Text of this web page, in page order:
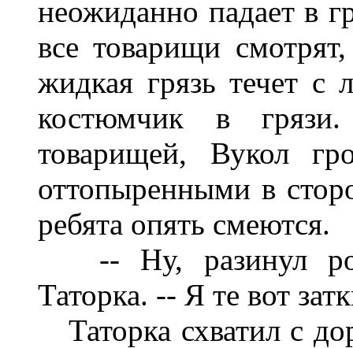
неожиданно падает в
все товарищи
жидкая грязь течет с
костюмчик в грязи.
товарищей, Вукол
оттопыренными в
ребята опять смеются.
-- Ну, разинул
Таторка. -- Я те вот
Таторка схватил с